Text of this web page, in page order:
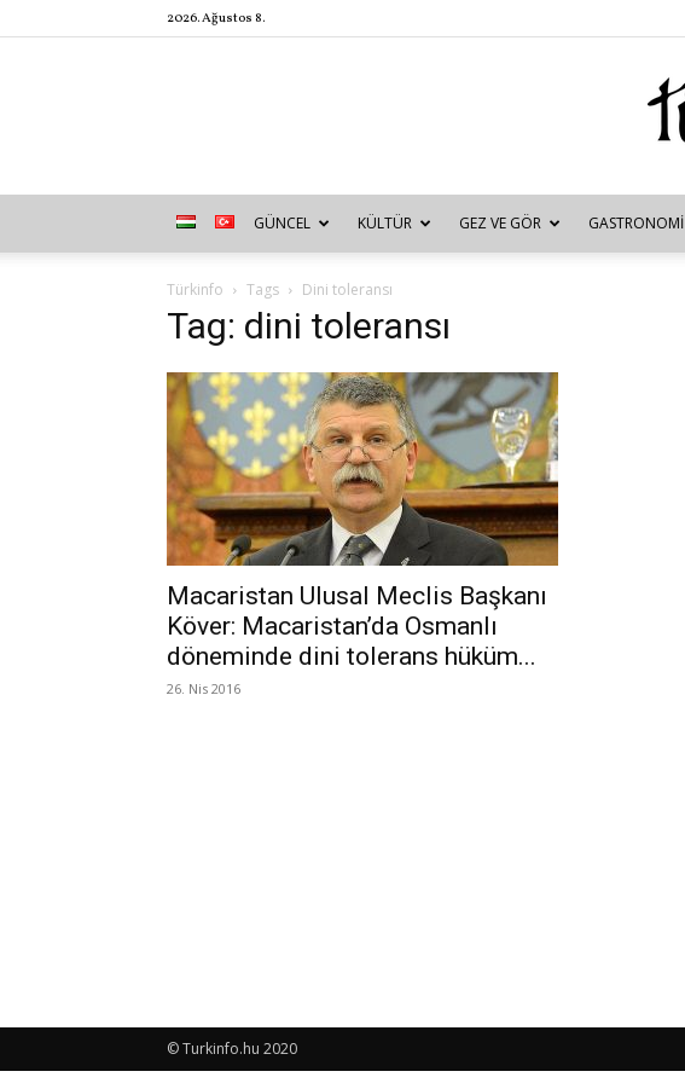
2026. Ağustos 8.
GÜNCEL KÜLTÜR GEZ VE GÖR GASTRONOMI
Türkinfo Tags Dini toleransı
Tag: dini toleransı
Macaristan Ulusal Meclis Başkanı
Köver: Macaristan’da Osmanlı
döneminde dini tolerans hüküm...
26. Nis 2016
© Turkinfo.hu 2020